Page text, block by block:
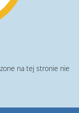
na tej stronie nie